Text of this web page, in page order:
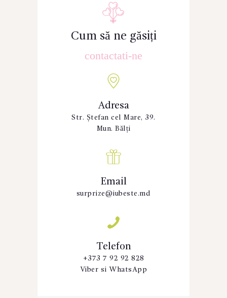
ARTICOLE
CONTACTE
Cum să ne găsiți
contactati-ne
Adresa
Str. Ștefan cel Mare, 39.
Mun. Bălți
Email
surprize@iubeste.md
Telefon
+373 7 92 92 828
Viber si WhatsApp